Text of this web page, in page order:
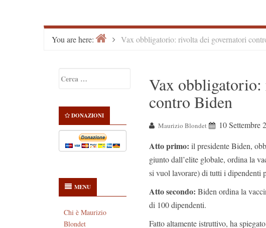
You are here: HomeVax obbligatorio: rivolta dei governatori
Sidebar
per:
DONAZIONI
MENU
Chi è Maurizio
Blondet
Vax
contro Biden
Maurizio Blondet 10 Settembre
Atto primo: il presidente Biden,
giunto dall’elite globale, ordina la
si vuol lavorare) di tutti i dipendenti
Atto secondo: Biden ordina la
di 100 dipendenti.
Fatto altamente istruttivo, ha